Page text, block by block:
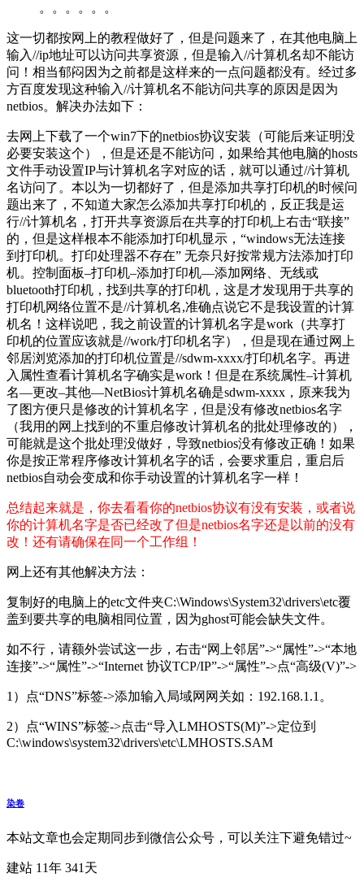
。。。。。。
这一切都按网上的教程做好了，但是问题来了，在其他电脑上
输入//ip地址可以访问共享资源，但是输入//计算机名却不能访
问！相当郁闷因为之前都是这样来的一点问题都没有。经过多
方百度发现这种输入//计算机名不能访问共享的原因是因为
netbios。解决办法如下：
去网上下载了一个win7下的netbios协议安装（可能后来证明没
必要安装这个），但是还是不能访问，如果给其他电脑的hosts
文件手动设置IP与计算机名字对应的话，就可以通过//计算机
名访问了。本以为一切都好了，但是添加共享打印机的时候问
题出来了，不知道大家怎么添加共享打印机的，反正我是运
行//计算机名，打开共享资源后在共享的打印机上右击“联接”
的，但是这样根本不能添加打印机显示，“windows无法连接
到打印机。打印处理器不存在” 无奈只好按常规方法添加打印
机。控制面板–打印机–添加打印机—添加网络、无线或
bluetooth打印机，找到共享的打印机，这是才发现用于共享的
打印机网络位置不是//计算机名,准确点说它不是我设置的计算
机名！这样说吧，我之前设置的计算机名字是work（共享打
印机的位置应该就是//work/打印机名字），但是现在通过网上
邻居浏览添加的打印机位置是//sdwm-xxxx/打印机名字。再进
入属性查看计算机名字确实是work！但是在系统属性–计算机
名—更改–其他—NetBios计算机名确是sdwm-xxxx，原来我为
了图方便只是修改的计算机名字，但是没有修改netbios名字
（我用的网上找到的不重启修改计算机名的批处理修改的），
可能就是这个批处理没做好，导致netbios没有修改正确！如果
你是按正常程序修改计算机名字的话，会要求重启，重启后
netbios自动会变成和你手动设置的计算机名字一样！
总结起来就是，你去看看你的netbios协议有没有安装，或者说
你的计算机名字是否已经改了但是netbios名字还是以前的没有
改！还有请确保在同一个工作组！
网上还有其他解决方法：
复制好的电脑上的etc文件夹C:\Windows\System32\drivers\etc覆
盖到要共享的电脑相同位置，因为ghost可能会缺失文件。
如不行，请额外尝试这一步，右击“网上邻居”->“属性”->“本地
连接”->“属性”->“Internet 协议TCP/IP”->“属性”->点“高级(V)”->
1）点“DNS”标签->添加输入局域网网关如：192.168.1.1。
2）点“WINS”标签->点击“导入LMHOSTS(M)”->定位到
C:\windows\system32\drivers\etc\LMHOSTS.SAM
染卷
本站文章也会定期同步到微信公众号，可以关注下避免错过~
建站 11年 341天